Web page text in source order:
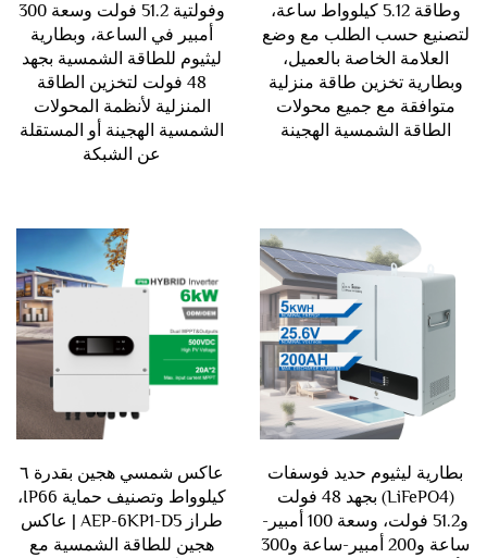
وطاقة 5.12 كيلوواط ساعة،
لتصنيع حسب الطلب مع وضع
العلامة الخاصة بالعميل،
وبطارية تخزين طاقة منزلية
متوافقة مع جميع محولات
الطاقة الشمسية الهجينة
وفولتية 51.2 فولت وسعة 300
أمبير في الساعة، وبطارية
ليثيوم للطاقة الشمسية بجهد
48 فولت لتخزين الطاقة
المنزلية لأنظمة المحولات
الشمسية الهجينة أو المستقلة
عن الشبكة
بطارية ليثيوم حديد فوسفات
(LiFePO4) بجهد 48 فولت
و51.2 فولت، وسعة 100 أمبير-
ساعة و200 أمبير-ساعة و300
عاكس شمسي هجين بقدرة ٦
كيلوواط وتصنيف حماية IP66،
طراز AEP-6KP1-D5 | عاكس
هجين للطاقة الشمسية مع